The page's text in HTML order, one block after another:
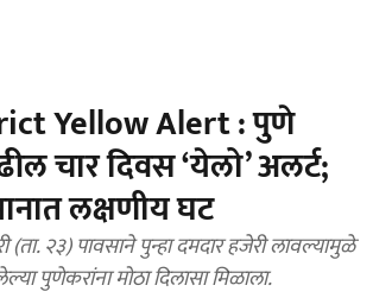
Yellow Alert : पुणे
चार दिवस ‘येलो’ अलर्ट;
लक्षणीय घट
२३) पावसाने पुन्हा दमदार हजेरी लावल्यामुळे
पुणेकरांना मोठा दिलासा मिळाला.